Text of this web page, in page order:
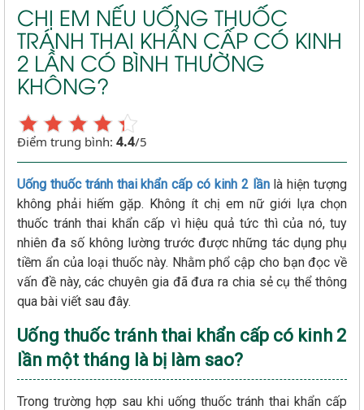
CHỊ EM NẾU UỐNG THUỐC
TRÁNH THAI KHẨN CẤP CÓ KINH
2 LẦN CÓ BÌNH THƯỜNG
KHÔNG?
Điểm trung bình: 4.4/5
Uống thuốc tránh thai khẩn cấp có kinh 2 lầnlà hiện tượng
không phải hiếm gặp. Không ít chị em nữ giới lựa chọn
thuốc tránh thai khẩn cấp vì hiệu quả tức thì của nó, tuy
nhiên đa số không lường trước được những tác dụng phụ
tiềm ẩn của loại thuốc này. Nhằm phổ cập cho bạn đọc về
vấn đề này, các chuyên gia đã đưa ra chia sẻ cụ thể thông
qua bài viết sau đây.
Uống thuốc tránh thai khẩn cấp có kinh 2
lần một tháng là bị làm sao?
Trong trường hợp sau khi uống thuốc tránh thai khẩn cấp